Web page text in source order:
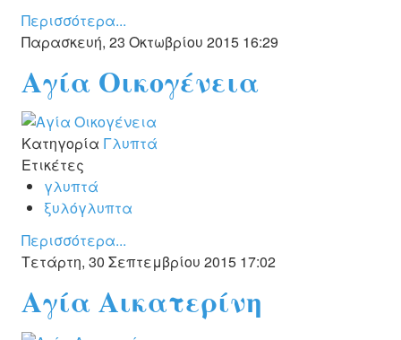
Περισσότερα...
Παρασκευή, 23 Οκτωβρίου 2015 16:29
Αγία Οικογένεια
Κατηγορία Γλυπτά
Ετικέτες
γλυπτά
ξυλόγλυπτα
Περισσότερα...
Τετάρτη, 30 Σεπτεμβρίου 2015 17:02
Αγία Αικατερίνη